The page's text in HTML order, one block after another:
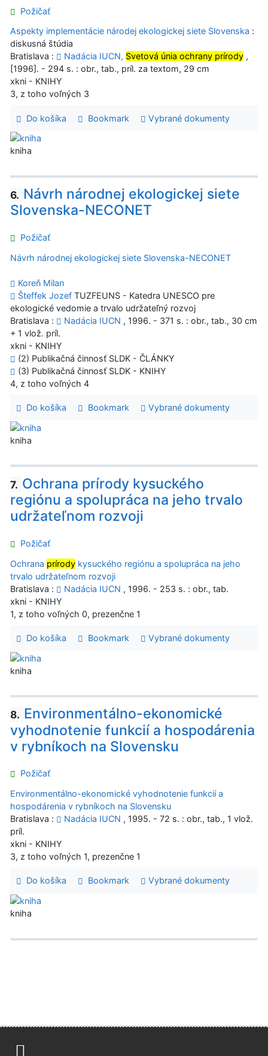
Požičať
Aspekty implementácie národej ekologickej siete Slovenska :
diskusná štúdia
Bratislava :
Nadácia IUCN, Svetová únia ochrany prírody ,
[1996]. - 294 s. : obr., tab., príl. za textom, 29 cm
xkni - KNIHY
3, z toho voľných 3
Do košíka Bookmark Vybrané dokumenty
kniha
6. Návrh národnej ekologickej siete
Slovenska-NECONET
Požičať
Návrh národnej ekologickej siete Slovenska-NECONET
Koreň Milan
Šteffek Jozef TUZFEUNS - Katedra UNESCO pre
ekologické vedomie a trvalo udržateľný rozvoj
Bratislava :
Nadácia IUCN , 1996. - 371 s. : obr., tab., 30 cm
+ 1 vlož. príl.
xkni - KNIHY
(2) Publikačná činnosť SLDK - ČLÁNKY
(3) Publikačná činnosť SLDK - KNIHY
4, z toho voľných 4
Do košíka Bookmark Vybrané dokumenty
kniha
7. Ochrana prírody kysuckého
regiónu a spolupráca na jeho trvalo
udržateľnom rozvoji
Požičať
Ochrana prírody kysuckého regiónu a spolupráca na jeho
trvalo udržateľnom rozvoji
Bratislava :
Nadácia IUCN , 1996. - 253 s. : obr., tab.
xkni - KNIHY
1, z toho voľných 0, prezenčne 1
Do košíka Bookmark Vybrané dokumenty
kniha
8. Environmentálno-ekonomické
vyhodnotenie funkcií a hospodárenia
v rybníkoch na Slovensku
Požičať
Environmentálno-ekonomické vyhodnotenie funkcií a
hospodárenia v rybníkoch na Slovensku
Bratislava :
Nadácia IUCN , 1995. - 72 s. : obr., tab., 1 vlož.
príl.
xkni - KNIHY
3, z toho voľných 1, prezenčne 1
Do košíka Bookmark Vybrané dokumenty
kniha